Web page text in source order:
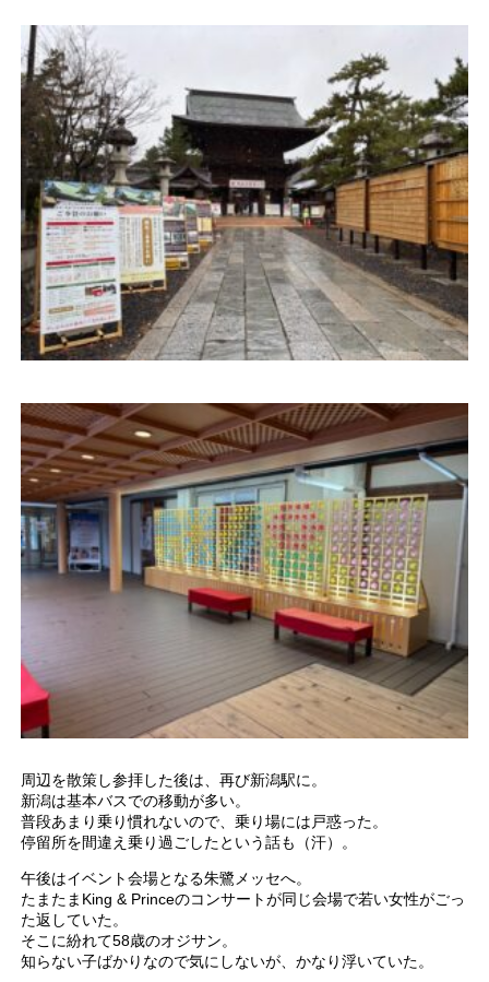
周辺を散策し参拝した後は、再び新潟駅に。
新潟は基本バスでの移動が多い。
普段あまり乗り慣れないので、乗り場には戸惑った。
停留所を間違え乗り過ごしたという話も（汗）。
午後はイベント会場となる朱鷺メッセへ。
たまたまKing & Princeのコンサートが同じ会場で若い女性がごっ
た返していた。
そこに紛れて58歳のオジサン。
知らない子ばかりなので気にしないが、かなり浮いていた。